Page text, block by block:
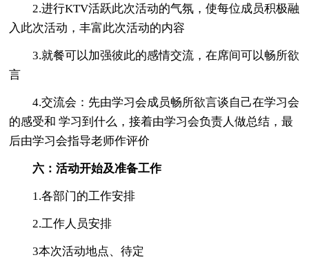
2.进行KTV活跃此次活动的气氛，使每位成员积极融
入此次活动，丰富此次活动的内容
3.就餐可以加强彼此的感情交流，在席间可以畅所欲
言
4.交流会：先由学习会成员畅所欲言谈自己在学习会
的感受和 学习到什么，接着由学习会负责人做总结，最
后由学习会指导老师作评价
六：活动开始及准备工作
1.各部门的工作安排
2.工作人员安排
3本次活动地点、待定